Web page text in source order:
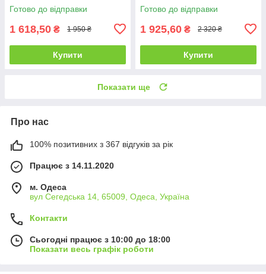
Готово до відправки
1 618,50 ₴ 1 950 ₴
Купити
Готово до відправки
1 925,60 ₴ 2 320 ₴
Купити
Показати ще
Про нас
100% позитивних з 367 відгуків за рік
Працює з 14.11.2020
м. Одеса
вул Сегедська 14, 65009, Одеса, Україна
Контакти
Сьогодні працює з 10:00 до 18:00
Показати весь графік роботи